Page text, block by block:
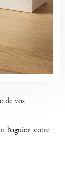
de vos
baguier, votre